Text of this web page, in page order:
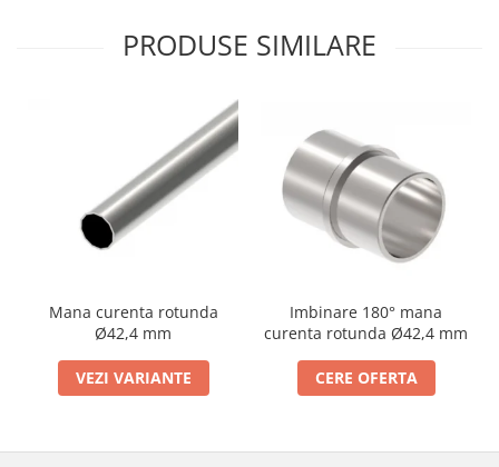
Suporti mana curenta
Accesorii mana curenta
Prinderi punctuale
Prinderi punctuale
Cleme sticla
Accesorii prinderi punctuale
Sisteme copertina
PRODUSE SIMILARE
Mana curenta rotunda
Ø42,4 mm
VEZI VARIANTE
Imbinare 180° mana
curenta rotunda Ø42,4 mm
CERE OFERTA